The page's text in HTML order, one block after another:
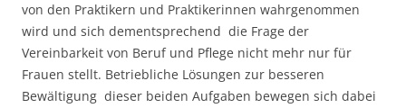
von den Praktikern und Praktikerinnen wahrgenommen
wird und sich dementsprechend die Frage der
Vereinbarkeit von Beruf und Pflege nicht mehr nur für
Frauen stellt. Betriebliche Lösungen zur besseren
Bewältigung dieser beiden Aufgaben bewegen sich dabei